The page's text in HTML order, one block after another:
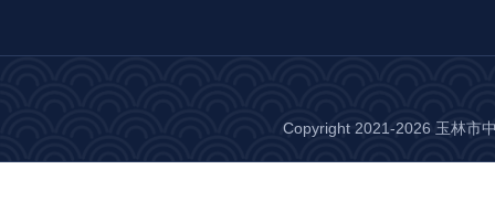
Copyright 2021-2026 玉林市